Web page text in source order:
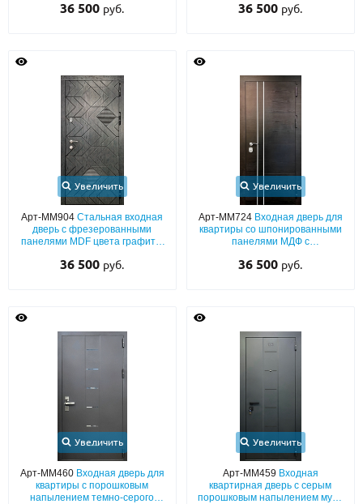
шумоизоляцией)
36 500 руб.
рисунком
36 500 руб.
Увеличить
Арт-ММ904Стальная входная
дверь с фрезерованными
панелями MDF цвета графит с
звукоизоляцией)
36 500 руб.
Увеличить
Арт-ММ724 Входная дверь для
квартиры со шпонированными
панелями МДФ с
36 500 руб.
Увеличить
Арт-ММ460 Входная дверь для
квартиры с порошковым
напылением темно-серого
Увеличить
Арт-ММ459 Входная
квартирная дверь с серым
порошковым напылением муар